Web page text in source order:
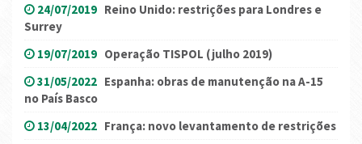
24/07/2019 Reino Unido: restrições para Londres e
Surrey
19/07/2019 Operação TISPOL (julho 2019)
31/05/2022 Espanha: obras de manutenção na A-15
no País Basco
13/04/2022 França: novo levantamento de restrições